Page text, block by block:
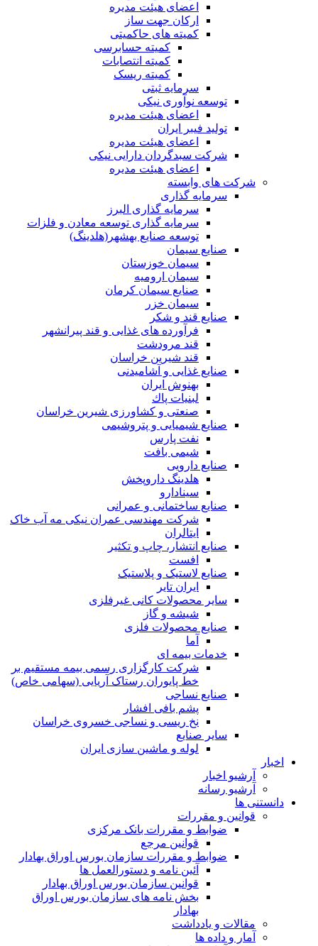
اعضای هیئت مدیره
ارکان جهت ساز
کمیته های حاکمیتی
کمیته حسابرسی
کمیته انتصابات
کمیته ریسک
سرمایه ثبتی
توسعه نوآوری نیکی
اعضای هیئت مدیره
تولید فیبر ایران
اعضای هیئت مدیره
شرکت سبدگردان دارایی نیکی
اعضای هیئت مدیره
شرکت های وابسته
سرمایه گذاری
سرمایه گذاری البرز
سرمایه گذاری توسعه معادن و فلزات
توسعه‌ صنایع‌ بهشهر(هلدینگ)
صنایع سیمان
سیمان خوزستان
سیمان ارومیه
صنایع سیمان کرمان
سیمان خزر
صنایع قند و شکر
فرآورده های غذایی و قند پیرانشهر
قند مرودشت
قند شیرین خراسان
صنایع غذايی و آشاميدنی
بهنوش ایران
لبنيات پاك
صنعتی و کشاورزی شیرین خراسان
صنایع شیمیایی و پتروشیمی
نفت پارس
شیمی بافت
صنایع دارویی
هلدینگ داروپخش
سینادارو
صنایع ساختمانی و عمرانی
شرکت مهندسی عمران نیکی مه آب خاک
ایتالران
صنایع انتشار، چاپ و تکثير
افست
صنایع لاستیک و پلاستیک
ایران تایر
ساير محصولات كانی غيرفلزی
شیشه و گاز
صنایع محصولات فلزی
آما
خدمات بیمه ای
شرکت کارگزاری رسمی بیمه مستقیم بر
خط پایوران رستاک آریایی (سهامی خاص)
صنایع نساجی
پشم بافی افشار
نخ ریسی و نساجی خسروی خراسان
سایر صنایع
لوله و ماشین سازی ایران
اخبار
آرشیو اخبار
آرشیو رسانه
دانستنی ها
قوانین و مقررات
ضوابط و مقررات بانک مرکزی
قوانين مرجع
ضوابط و مقررات سازمان بورس اوراق بهادار
آئین نامه و دستورالعمل ها
قوانین سازمان بورس اوراق بهادار
بخش نامه های سازمان بورس اوراق
بهادار
مقالات و یادداشت
آمار و داده ها